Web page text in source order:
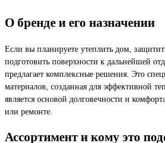
О бренде и его назначении
Если вы планируете утеплить дом,
подготовить поверхности к дальнейшей
предлагает комплексные решения. Это
материалов, созданная для эффективной
является основой долговечности и
или ремонте.
Ассортимент и кому это